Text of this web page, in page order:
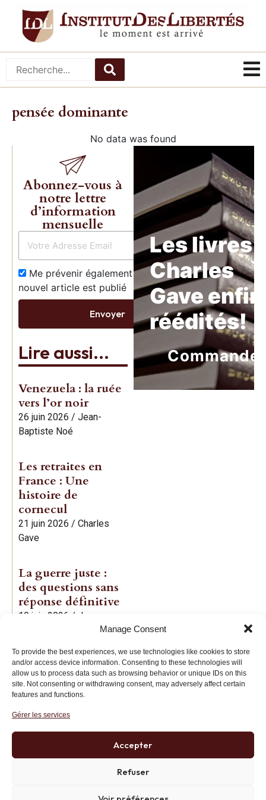
Manage Consent
To provide the best experiences, we use technologies like cookies to store
and/or access device information. Consenting to these technologies will
allow us to process data such as browsing behavior or unique IDs on this
site. Not consenting or withdrawing consent, may adversely affect certain
features and functions.
Gérer les services
Accepter
Refuser
pensée dominante
No data was found
Abonnez-vous à
notre lettre
d’information
mensuelle
Me prévenir également dès qu’un
nouvel article est publié
Envoyer
Lire aussi...
Venezuela : la ruée
vers l’or noir
26 juin 2026 / Jean-
Baptiste Noé
Les retraites en
France : Une
histoire de
cornecul
21 juin 2026 / Charles
Gave
La guerre juste :
des questions sans
réponse définitive
19 juin 2026 / Jean-
Les livres
Charles
Gave enfin
réédités!
Institut des Libertés
+33 (0)1 71 20 45 39